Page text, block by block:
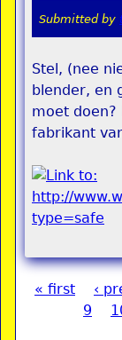
Submitted by
Stel, (nee
blender, en
moet doen?
fabrikant
« first ‹
9